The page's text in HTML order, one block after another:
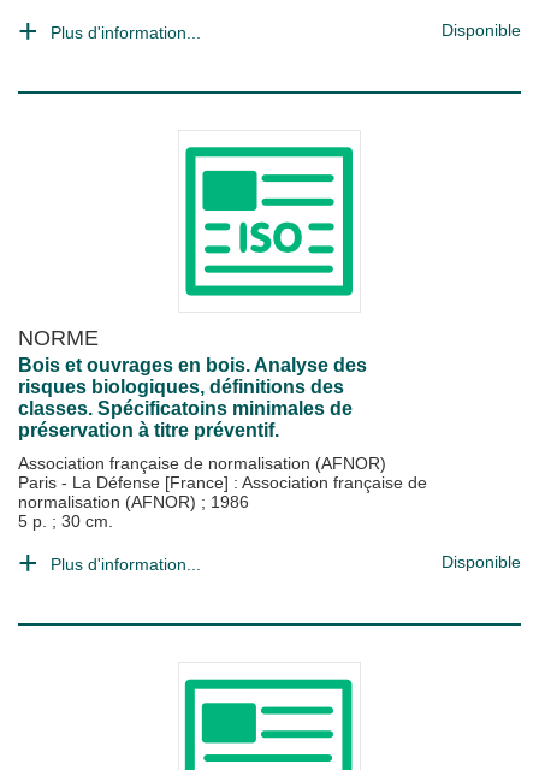
Plus d'information... Disponible
NORME
Bois et ouvrages en bois. Analyse des
risques biologiques, définitions des
classes. Spécificatoins minimales de
préservation à titre préventif.
Association française de normalisation (AFNOR)
Paris - La Défense [France] : Association française de
normalisation (AFNOR) ; 1986
5 p. ; 30 cm.
Plus d'information... Disponible